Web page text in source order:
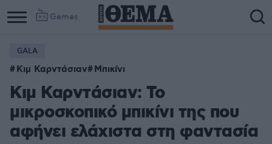
Games
GALA
Κιμ Καρντάσιαν Μπικίνι
Κιμ Καρντάσιαν: Το
μικροσκοπικό μπικίνι της που
αφήνει ελάχιστα στη φαντασία